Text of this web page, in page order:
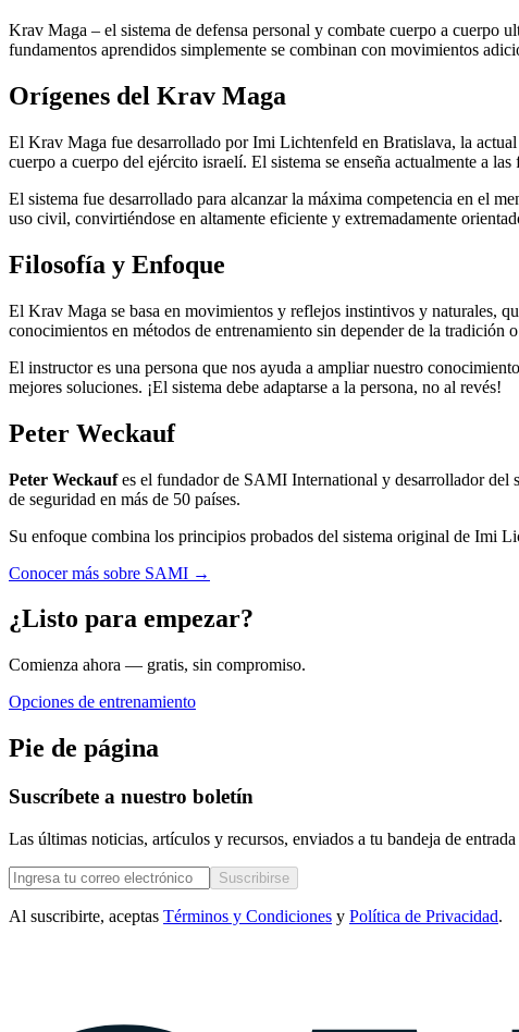
Krav Maga – el sistema de defensa personal y combate cuerpo a cuerpo
fundamentos aprendidos simplemente se combinan con movimientos
Orígenes del Krav Maga
El Krav Maga fue desarrollado por Imi Lichtenfeld en Bratislava, la
cuerpo a cuerpo del ejército israelí. El sistema se enseña actualmente a
El sistema fue desarrollado para alcanzar la máxima competencia en el
uso civil, convirtiéndose en altamente eficiente y extremadamente
Filosofía y Enfoque
El Krav Maga se basa en movimientos y reflejos instintivos y naturales,
conocimientos en métodos de entrenamiento sin depender de la tradición
El instructor es una persona que nos ayuda a ampliar nuestro
mejores soluciones. ¡El sistema debe adaptarse a la persona, no al revés!
Peter Weckauf
Peter Weckaufes el fundador de SAMI International y desarrollador del
de seguridad en más de 50 países.
Su enfoque combina los principios probados del sistema original de Imi
Conocer más sobre SAMI →
¿Listo para empezar?
Comienza ahora — gratis, sin compromiso.
Opciones de entrenamiento
Pie de página
Suscríbete a nuestro boletín
Las últimas noticias, artículos y recursos, enviados a tu bandeja de entrada
Suscribirse
Al suscribirte, aceptas Términos y Condiciones y Política de Privacidad.